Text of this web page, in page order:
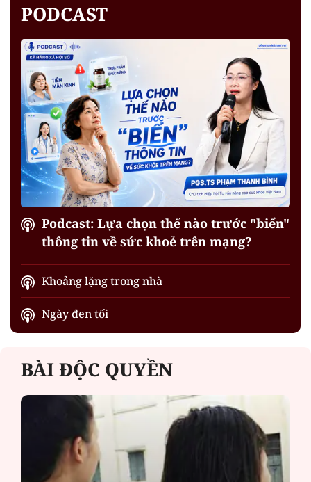
PODCAST
Podcast: Lựa chọn thế nào trước "biển"
thông tin về sức khoẻ trên mạng?
Khoảng lặng trong nhà
Ngày đen tối
BÀI ĐỘC QUYỀN